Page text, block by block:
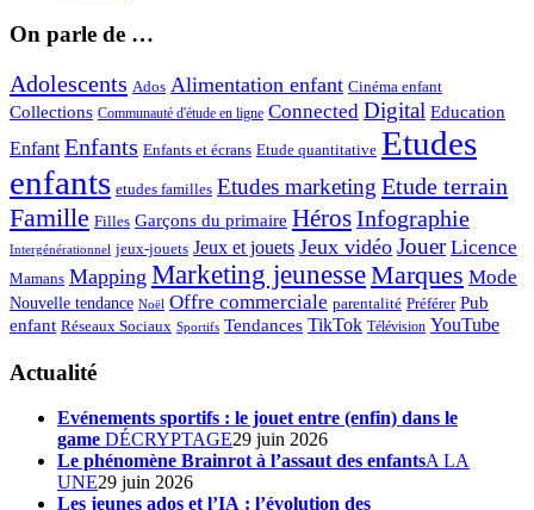
On parle de …
Adolescents Ados Alimentation enfant Cinéma enfant
Collections Communauté d'étude en ligne Connected Digital Education
Enfant Enfants Enfants et écrans Etude quantitative Etudes
enfants etudes familles Etudes marketing Etude terrain
Famille Filles Garçons du primaire HérosInfographie
Intergénérationnel jeux-jouets Jeux et jouets Jeux vidéo Jouer Licence
Mamans Mapping Marketing jeunesseMarques Mode
Nouvelle tendance Noël Offre commerciale parentalité Préférer Pub
enfant Réseaux Sociaux Sportifs Tendances TikTok Télévision YouTube
Actualité
Evénements sportifs : le jouet entre (enfin) dans le
game DÉCRYPTAGE29 juin 2026
Le phénomène Brainrot à l’assaut des enfantsA LA
UNE29 juin 2026
Les jeunes ados et l’IA : l’évolution des